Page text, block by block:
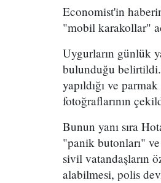
Economist'in
"mobil karakollar"
Uygurların günlük
bulunduğu
yapıldığı ve
fotoğraflarının
Bunun yanı sıra
"panik butonları"
sivil vatandaşların
alabilmesi, polis